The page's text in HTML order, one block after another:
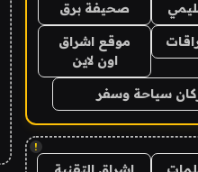
صحيفة برق
موقع اشراق
اون لاين
سياحة وسفر
!